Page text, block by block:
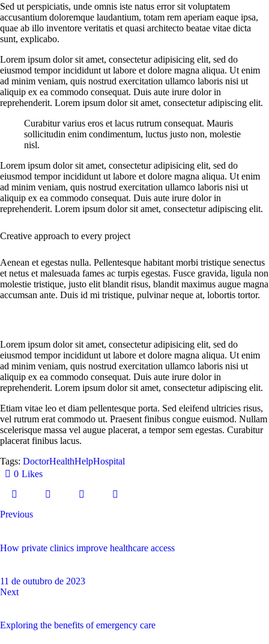
Sed ut perspiciatis, unde omnis iste natus error sit voluptatem
accusantium doloremque laudantium, totam rem aperiam eaque ipsa,
quae ab illo inventore veritatis et quasi architecto beatae vitae dicta
sunt, explicabo.
Lorem ipsum dolor sit amet, consectetur adipisicing elit, sed do
eiusmod tempor incididunt ut labore et dolore magna aliqua. Ut enim
ad minim veniam, quis nostrud exercitation ullamco laboris nisi ut
aliquip ex ea commodo consequat. Duis aute irure dolor in
reprehenderit. Lorem ipsum dolor sit amet, consectetur adipiscing elit.
Curabitur varius eros et lacus rutrum consequat. Mauris
sollicitudin enim condimentum, luctus justo non, molestie
nisl.
Lorem ipsum dolor sit amet, consectetur adipisicing elit, sed do
eiusmod tempor incididunt ut labore et dolore magna aliqua. Ut enim
ad minim veniam, quis nostrud exercitation ullamco laboris nisi ut
aliquip ex ea commodo consequat. Duis aute irure dolor in
reprehenderit. Lorem ipsum dolor sit amet, consectetur adipiscing elit.
Creative approach to every project
Aenean et egestas nulla. Pellentesque habitant morbi tristique senectus
et netus et malesuada fames ac turpis egestas. Fusce gravida, ligula non
molestie tristique, justo elit blandit risus, blandit maximus augue magna
accumsan ante. Duis id mi tristique, pulvinar neque at, lobortis tortor.
Lorem ipsum dolor sit amet, consectetur adipisicing elit, sed do
eiusmod tempor incididunt ut labore et dolore magna aliqua. Ut enim
ad minim veniam, quis nostrud exercitation ullamco laboris nisi ut
aliquip ex ea commodo consequat. Duis aute irure dolor in
reprehenderit. Lorem ipsum dolor sit amet, consectetur adipiscing elit.
Etiam vitae leo et diam pellentesque porta. Sed eleifend ultricies risus,
vel rutrum erat commodo ut. Praesent finibus congue euismod. Nullam
scelerisque massa vel augue placerat, a tempor sem egestas. Curabitur
placerat finibus lacus.
Tags: DoctorHealthHelpHospital
0 Likes
Previous
How private clinics improve healthcare access
11 de outubro de 2023
Next
Exploring the benefits of emergency care